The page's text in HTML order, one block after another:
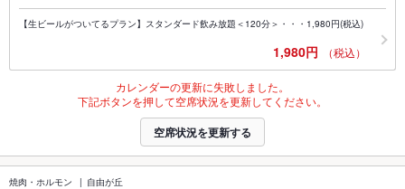
【生ビールがついてるプラン】スタンダード飲み放題＜120分＞・・・1,980円(税込)
1,980円 （税込）
カレンダーの更新に失敗しました。
下記ボタンを押して空席状況を更新してください。
空席状況を更新する
焼肉・ホルモン 自由が丘